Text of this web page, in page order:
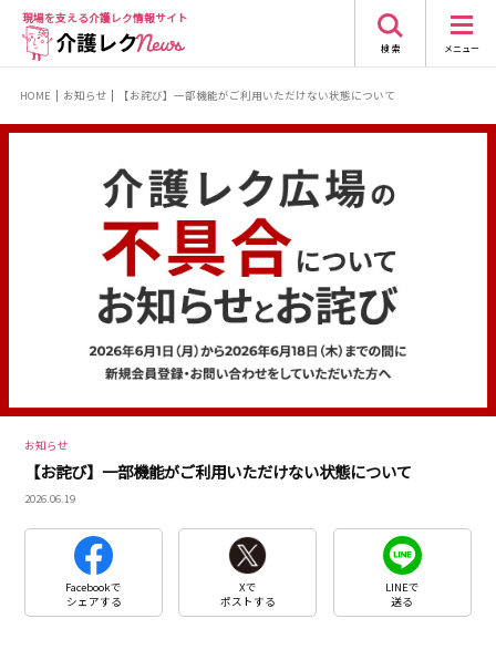
現場を支える介護レク情報サイト
検 索 メニュー
HOME お知らせ 【お詫び】一部機能がご利用いただけない状態について
お知らせ
【お詫び】一部機能がご利用いただけない状態について
2026.06.19
Facebookで
シェアする
Xで
ポストする
LINEで
送る